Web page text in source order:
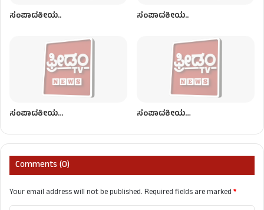
ಸಂಪಾದಕೀಯ.. ಸಂಪಾದಕೀಯ..
ಸಂಪಾದಕೀಯ… ಸಂಪಾದಕೀಯ…
Comments (0)
Your email address will not be published.Required fields are marked*